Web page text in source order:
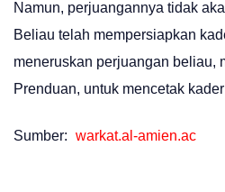
Namun, perjuangannya tidak
Beliau telah mempersiapkan
meneruskan perjuangan beliau,
Prenduan, untuk mencetak
Sumber: warkat.al-amien.ac